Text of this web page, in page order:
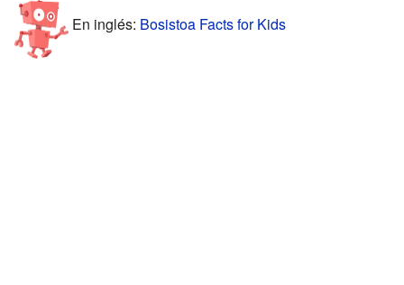
En inglés: Bosistoa Facts for Kids